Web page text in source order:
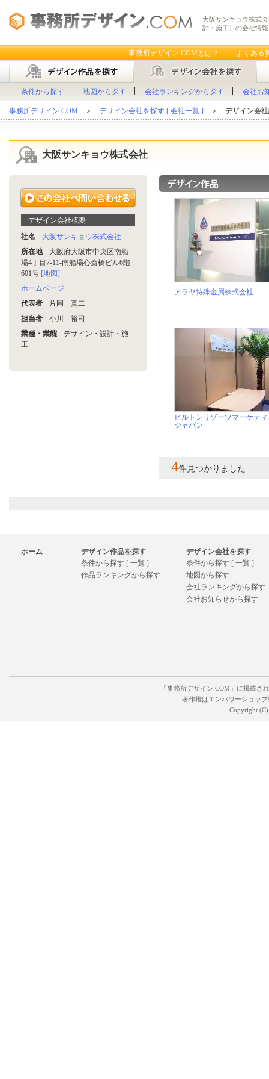
大阪サンキョウ株式
計・施工）の会社情報
事務所デザイン.COMとは？ よくある
条件から探す 地図から探す 会社ランキングから探す 会社お
事務所デザイン.COM ＞ デザイン会社を探す [ 会社一覧 ] ＞ デザイン会社
大阪サンキョウ株式会社
デザイン会社概要
社名
大阪サンキョウ株式会社
所在地
大阪府大阪市中央区南船
場4丁目7-11-南船場心斎橋ビル6階
601号 [地図]
ホームページ
代表者
片岡 真二
担当者
小川 裕司
業種・業態
デザイン・設計・施
工
アラヤ特殊金属株式会社
ヒルトンリゾーツマーケテ
ジャパン
4件見つかりました
ホーム
デザイン作品を探す
条件から探す [ 一覧 ]
作品ランキングから探す
デザイン会社を探す
条件から探す [ 一覧 ]
地図から探す
会社ランキングから探す
会社お知らせから探す
「事務所デザイン.COM」に掲載さ
著作権はエンパワーショッ
Copyright